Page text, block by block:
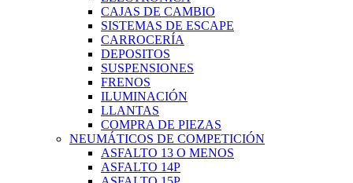
CAJAS DE CAMBIO
SISTEMAS DE ESCAPE
CARROCERÍA
DEPOSITOS
SUSPENSIONES
FRENOS
ILUMINACIÓN
LLANTAS
COMPRA DE PIEZAS
NEUMÁTICOS DE COMPETICIÓN
ASFALTO 13 O MENOS
ASFALTO 14P